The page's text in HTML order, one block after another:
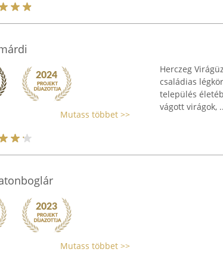
Mutass többet >>
Herczeg
családias
település
vágott virágok,
Mutass többet >>